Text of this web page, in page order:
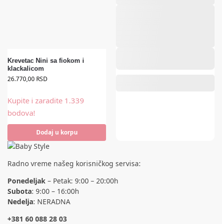
Krevetac Nini sa fiokom i
klackalicom
26.770,00 RSD
Kupite i zaradite 1.339
bodova!
Dodaj u korpu
Radno vreme našeg korisničkog servisa:
Ponedeljak – Petak: 9:00 – 20:00h
Subota: 9:00 – 16:00h
Nedelja: NERADNA
+381 60 088 28 03